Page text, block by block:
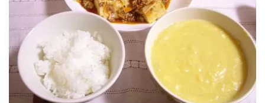
舞台・ライブ
名古屋
ナナちゃん人形